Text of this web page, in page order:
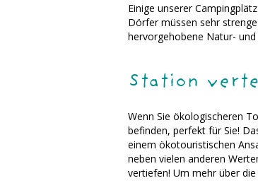
Einige unserer
Dörfer müssen sehr
hervorgehobene Natur-
Station verte
Wenn Sie ökologischeren
befinden, perfekt für Sie!
einem ökotouristischen
neben vielen anderen
vertiefen! Um mehr über